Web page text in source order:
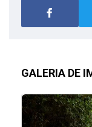
GALERIA DE